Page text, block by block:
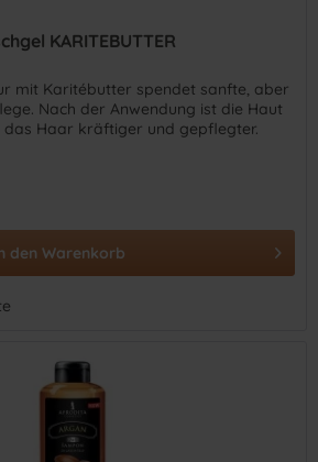
KARITEBUTTER
mit Karitébutter spendet sanfte, aber
Nach der Anwendung ist die Haut
Haar kräftiger und gepflegter.
den Warenkorb